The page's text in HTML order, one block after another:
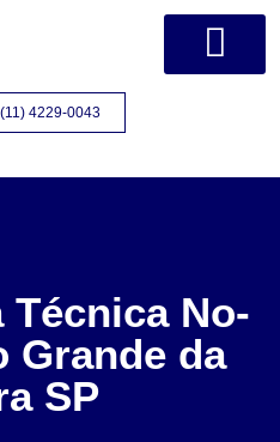
(11) 4229-0043
No-
Grande da
SP